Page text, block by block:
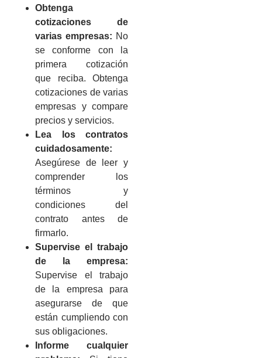
Obtenga
cotizaciones de
varias empresas: No
se conforme con la
primera cotización
que reciba. Obtenga
cotizaciones de varias
empresas y compare
precios y servicios.
Lea los contratos
cuidadosamente:
Asegúrese de leer y
comprender los
términos y
condiciones del
contrato antes de
firmarlo.
Supervise el trabajo
de la empresa:
Supervise el trabajo
de la empresa para
asegurarse de que
están cumpliendo con
sus obligaciones.
Informe cualquier